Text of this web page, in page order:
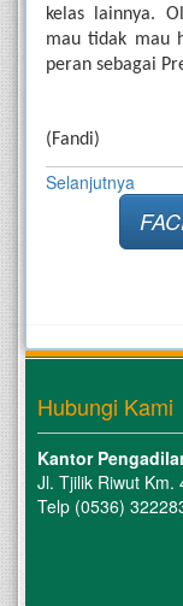
kelas lainnya.
mau tidak mau
peran sebagai
(Fandi)
Selanjutnya
Hubungi Kami
Kantor
Jl. Tjilik Riwut Km.
Telp (0536)